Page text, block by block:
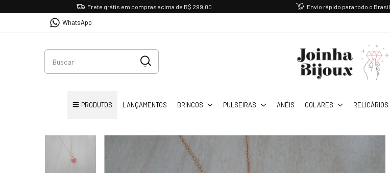
Frete grátis em compras acima de R$ 299,00 Envio rápido para todo o Brasil
WhatsApp
PRODUTOS LANÇAMENTOS BRINCOS PULSEIRAS ANÉIS COLARES RELICÁRIOS